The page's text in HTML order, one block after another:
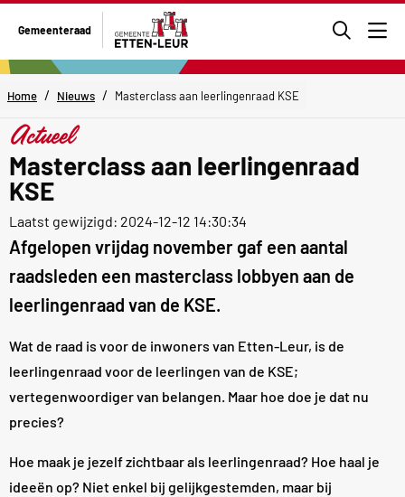
Gemeenteraad
naar
de
Home / Nieuws / Masterclass aan leerlingenraad KSE
Actueel
Masterclass aan leerlingenraad
KSE
Laatst gewijzigd: 2024-12-12 14:30:34
Afgelopen vrijdag november gaf een aantal
raadsleden een masterclass lobbyen aan de
leerlingenraad van de KSE.
Wat de raad is voor de inwoners van Etten-Leur, is de
leerlingenraad voor de leerlingen van de KSE;
vertegenwoordiger van belangen. Maar hoe doe je dat nu
precies?
Hoe maak je jezelf zichtbaar als leerlingenraad? Hoe haal je
ideeën op? Niet enkel bij gelijkgestemden, maar bij